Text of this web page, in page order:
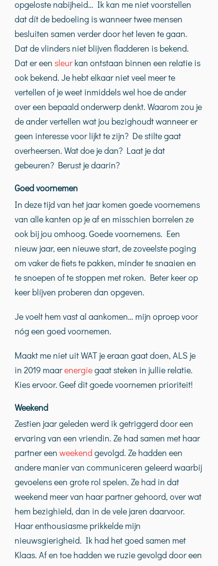
opgeloste nabijheid… Ik kan me niet voorstellen
dat dít de bedoeling is wanneer twee mensen
besluiten samen verder door het leven te gaan.
Dat de vlinders niet blijven fladderen is bekend.
Dat er een sleur kan ontstaan binnen een relatie is
ook bekend. Je hebt elkaar niet veel meer te
vertellen of je weet inmiddels wel hoe de ander
over een bepaald onderwerp denkt. Waarom zou je
de ander vertellen wat jou bezighoudt wanneer er
geen interesse voor lijkt te zijn? De stilte gaat
overheersen. Wat doe je dan? Laat je dat
gebeuren? Berust je daarin?
Goed voornemen
In deze tijd van het jaar komen goede voornemens
van alle kanten op je af en misschien borrelen ze
ook bij jou omhoog. Goede voornemens. Een
nieuw jaar, een nieuwe start, de zoveelste poging
om vaker de fiets te pakken, minder te snaaien en
te snoepen of te stoppen met roken. Beter keer op
keer blíjven proberen dan opgeven.
Je voelt hem vast al aankomen… mijn oproep voor
nóg een goed voornemen.
Maakt me niet uit WAT je eraan gaat doen, ALS je
in 2019 maarenergiegaat steken in jullie relatie.
Kies ervoor. Geef dit goede voornemen prioriteit!
Weekend
Zestien jaar geleden werd ik getriggerd door een
ervaring van een vriendin. Ze had samen met haar
partner een weekend gevolgd. Ze hadden een
andere manier van communiceren geleerd waarbij
gevoelens een grote rol spelen. Ze had in dat
weekend meer van haar partner gehoord, over wat
hem bezighield, dan in de vele jaren daarvoor.
Haar enthousiasme prikkelde mijn
nieuwsgierigheid. Ik had het goed samen met
Klaas. Af en toe hadden we ruzie gevolgd door een